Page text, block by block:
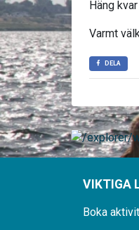
Häng
Varmt
DELA
VIKTIGA
Boka